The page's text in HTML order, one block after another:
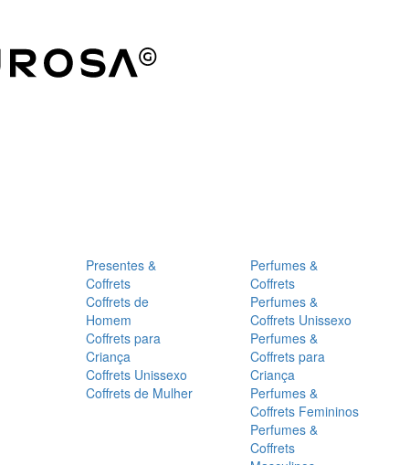
Presentes &
Coffrets
Coffrets de
Homem
Coffrets para
Criança
Coffrets Unissexo
Coffrets de Mulher
Perfumes &
Coffrets
Perfumes &
Coffrets Unissexo
Perfumes &
Coffrets para
Criança
Perfumes &
Coffrets Femininos
Perfumes &
Coffrets